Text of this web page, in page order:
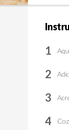
1
2
3
4